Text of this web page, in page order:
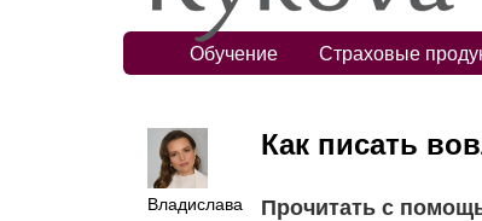
Обучение Страховые
Владислава
Как писать
Прочитать с